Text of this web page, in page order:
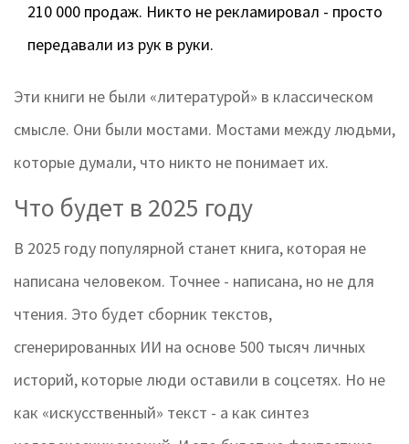
210 000 продаж. Никто не рекламировал - просто
передавали из рук в руки.
Эти книги не были «литературой» в классическом
смысле. Они были мостами. Мостами между людьми,
которые думали, что никто не понимает их.
Что будет в 2025 году
В 2025 году популярной станет книга, которая не
написана человеком. Точнее - написана, но не для
чтения. Это будет сборник текстов,
сгенерированных ИИ на основе 500 тысяч личных
историй, которые люди оставили в соцсетях. Но не
как «искусственный» текст - а как синтез